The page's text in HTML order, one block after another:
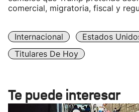
comercial, migratoria, fiscal y
Internacional
Estados
Titulares De Hoy
Te puede interesar